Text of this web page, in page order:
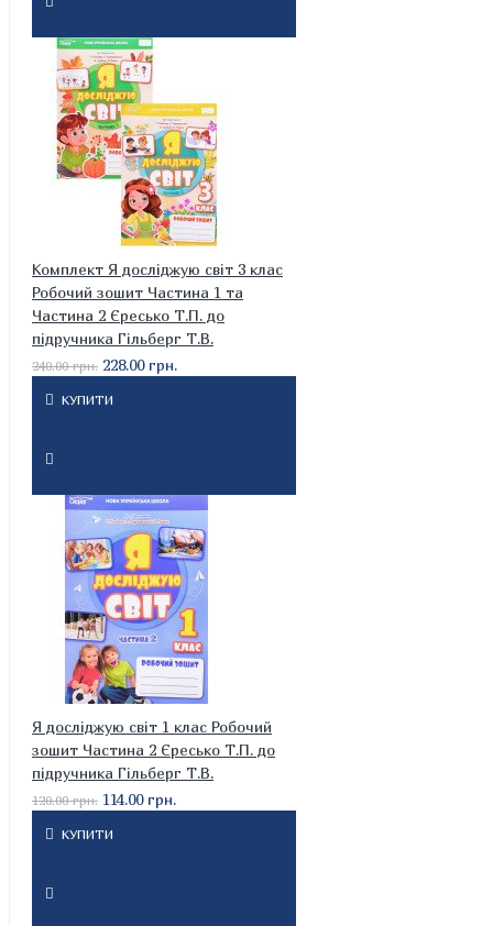
Комплект Я досліджую світ 3 клас
Робочий зошит Частина 1 та
Частина 2 Єресько Т.П. до
підручника Гільберг Т.В.
240.00 грн. 228.00 грн.
КУПИТИ
Я досліджую світ 1 клас Робочий
зошит Частина 2 Єресько Т.П. до
підручника Гільберг Т.В.
120.00 грн. 114.00 грн.
КУПИТИ